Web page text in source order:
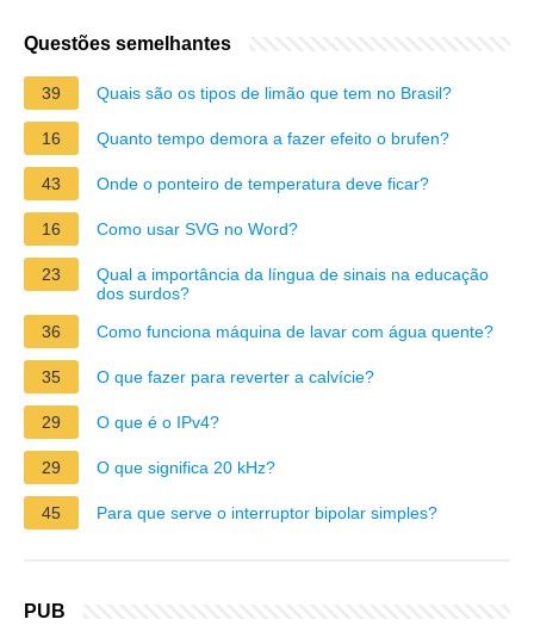
Questões semelhantes
39 Quais são os tipos de limão que tem no Brasil?
16 Quanto tempo demora a fazer efeito o brufen?
43 Onde o ponteiro de temperatura deve ficar?
16 Como usar SVG no Word?
23
Qual a importância da língua de sinais na educação
dos surdos?
36
Como funciona máquina de lavar com água quente?
35 O que fazer para reverter a calvície?
29 O que é o IPv4?
29 O que significa 20 kHz?
45 Para que serve o interruptor bipolar simples?
PUB